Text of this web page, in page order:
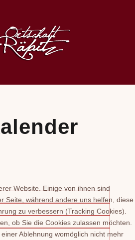
Website. Einige von ihnen sind
Seite, während andere uns helfen, diese
zu verbessern (Tracking Cookies).
ob Sie die Cookies zulassen möchten.
Ablehnung womöglich nicht mehr